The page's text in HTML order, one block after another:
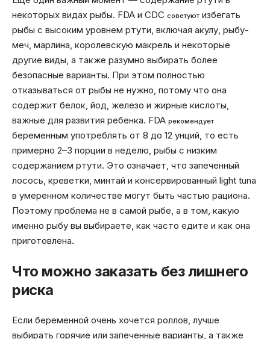
некоторых видах рыбы. FDA и CDC советуют избегать
рыбы с высоким уровнем ртути, включая акулу, рыбу-
меч, марлина, королевскую макрель и некоторые
другие виды, а также разумно выбирать более
безопасные варианты. При этом полностью
отказываться от рыбы не нужно, потому что она
содержит белок, йод, железо и жирные кислоты,
важные для развития ребенка. FDA рекомендует
беременным употреблять от 8 до 12 унций, то есть
примерно 2–3 порции в неделю, рыбы с низким
содержанием ртути. Это означает, что запеченный
лосось, креветки, минтай и консервированный light tuna
в умеренном количестве могут быть частью рациона.
Поэтому проблема не в самой рыбе, а в том, какую
именно рыбу вы выбираете, как часто едите и как она
приготовлена.
Что можно заказать без лишнего
риска
Если беременной очень хочется роллов, лучше
выбирать горячие или запеченные варианты, а также